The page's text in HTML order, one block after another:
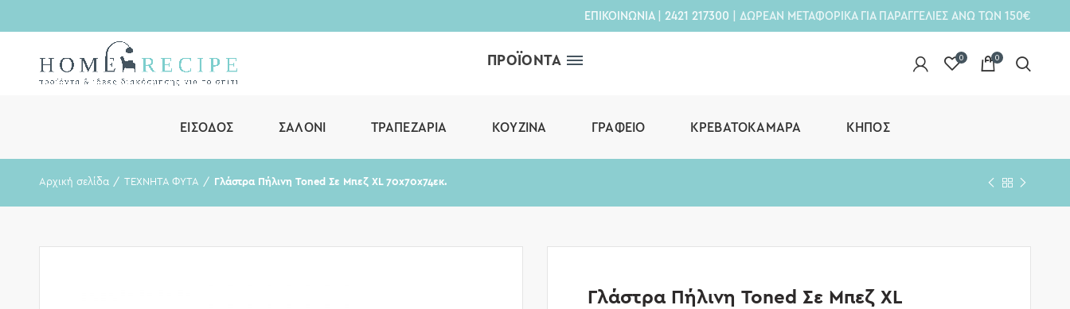
ΕΠΙΚΟΙΝΩΝΙΑ| 2421 217300 | ΔΩΡΕΑΝ ΜΕΤΑΦΟΡΙΚΑ ΓΙΑ ΠΑΡΑΓΓΕΛΙΕΣ ΑΝΩ ΤΩΝ 150€
ΠΡΟΪΟΝΤΑ 0 0
ΕΊΣΟΔΟΣ ΣΑΛΌΝΙ ΤΡΑΠΕΖΑΡΊΑ ΚΟΥΖΊΝΑ ΓΡΑΦΕΊΟ ΚΡΕΒΑΤΟΚΆΜΑΡΑ ΚΉΠΟΣ
Αρχική σελίδα ΤΕΧΝΗΤΑ ΦΥΤΑ Γλάστρα Πήλινη Toned Σε Μπεζ XL 70x70x74εκ.
Γλάστρα Πήλινη Toned Σε Μπεζ XL